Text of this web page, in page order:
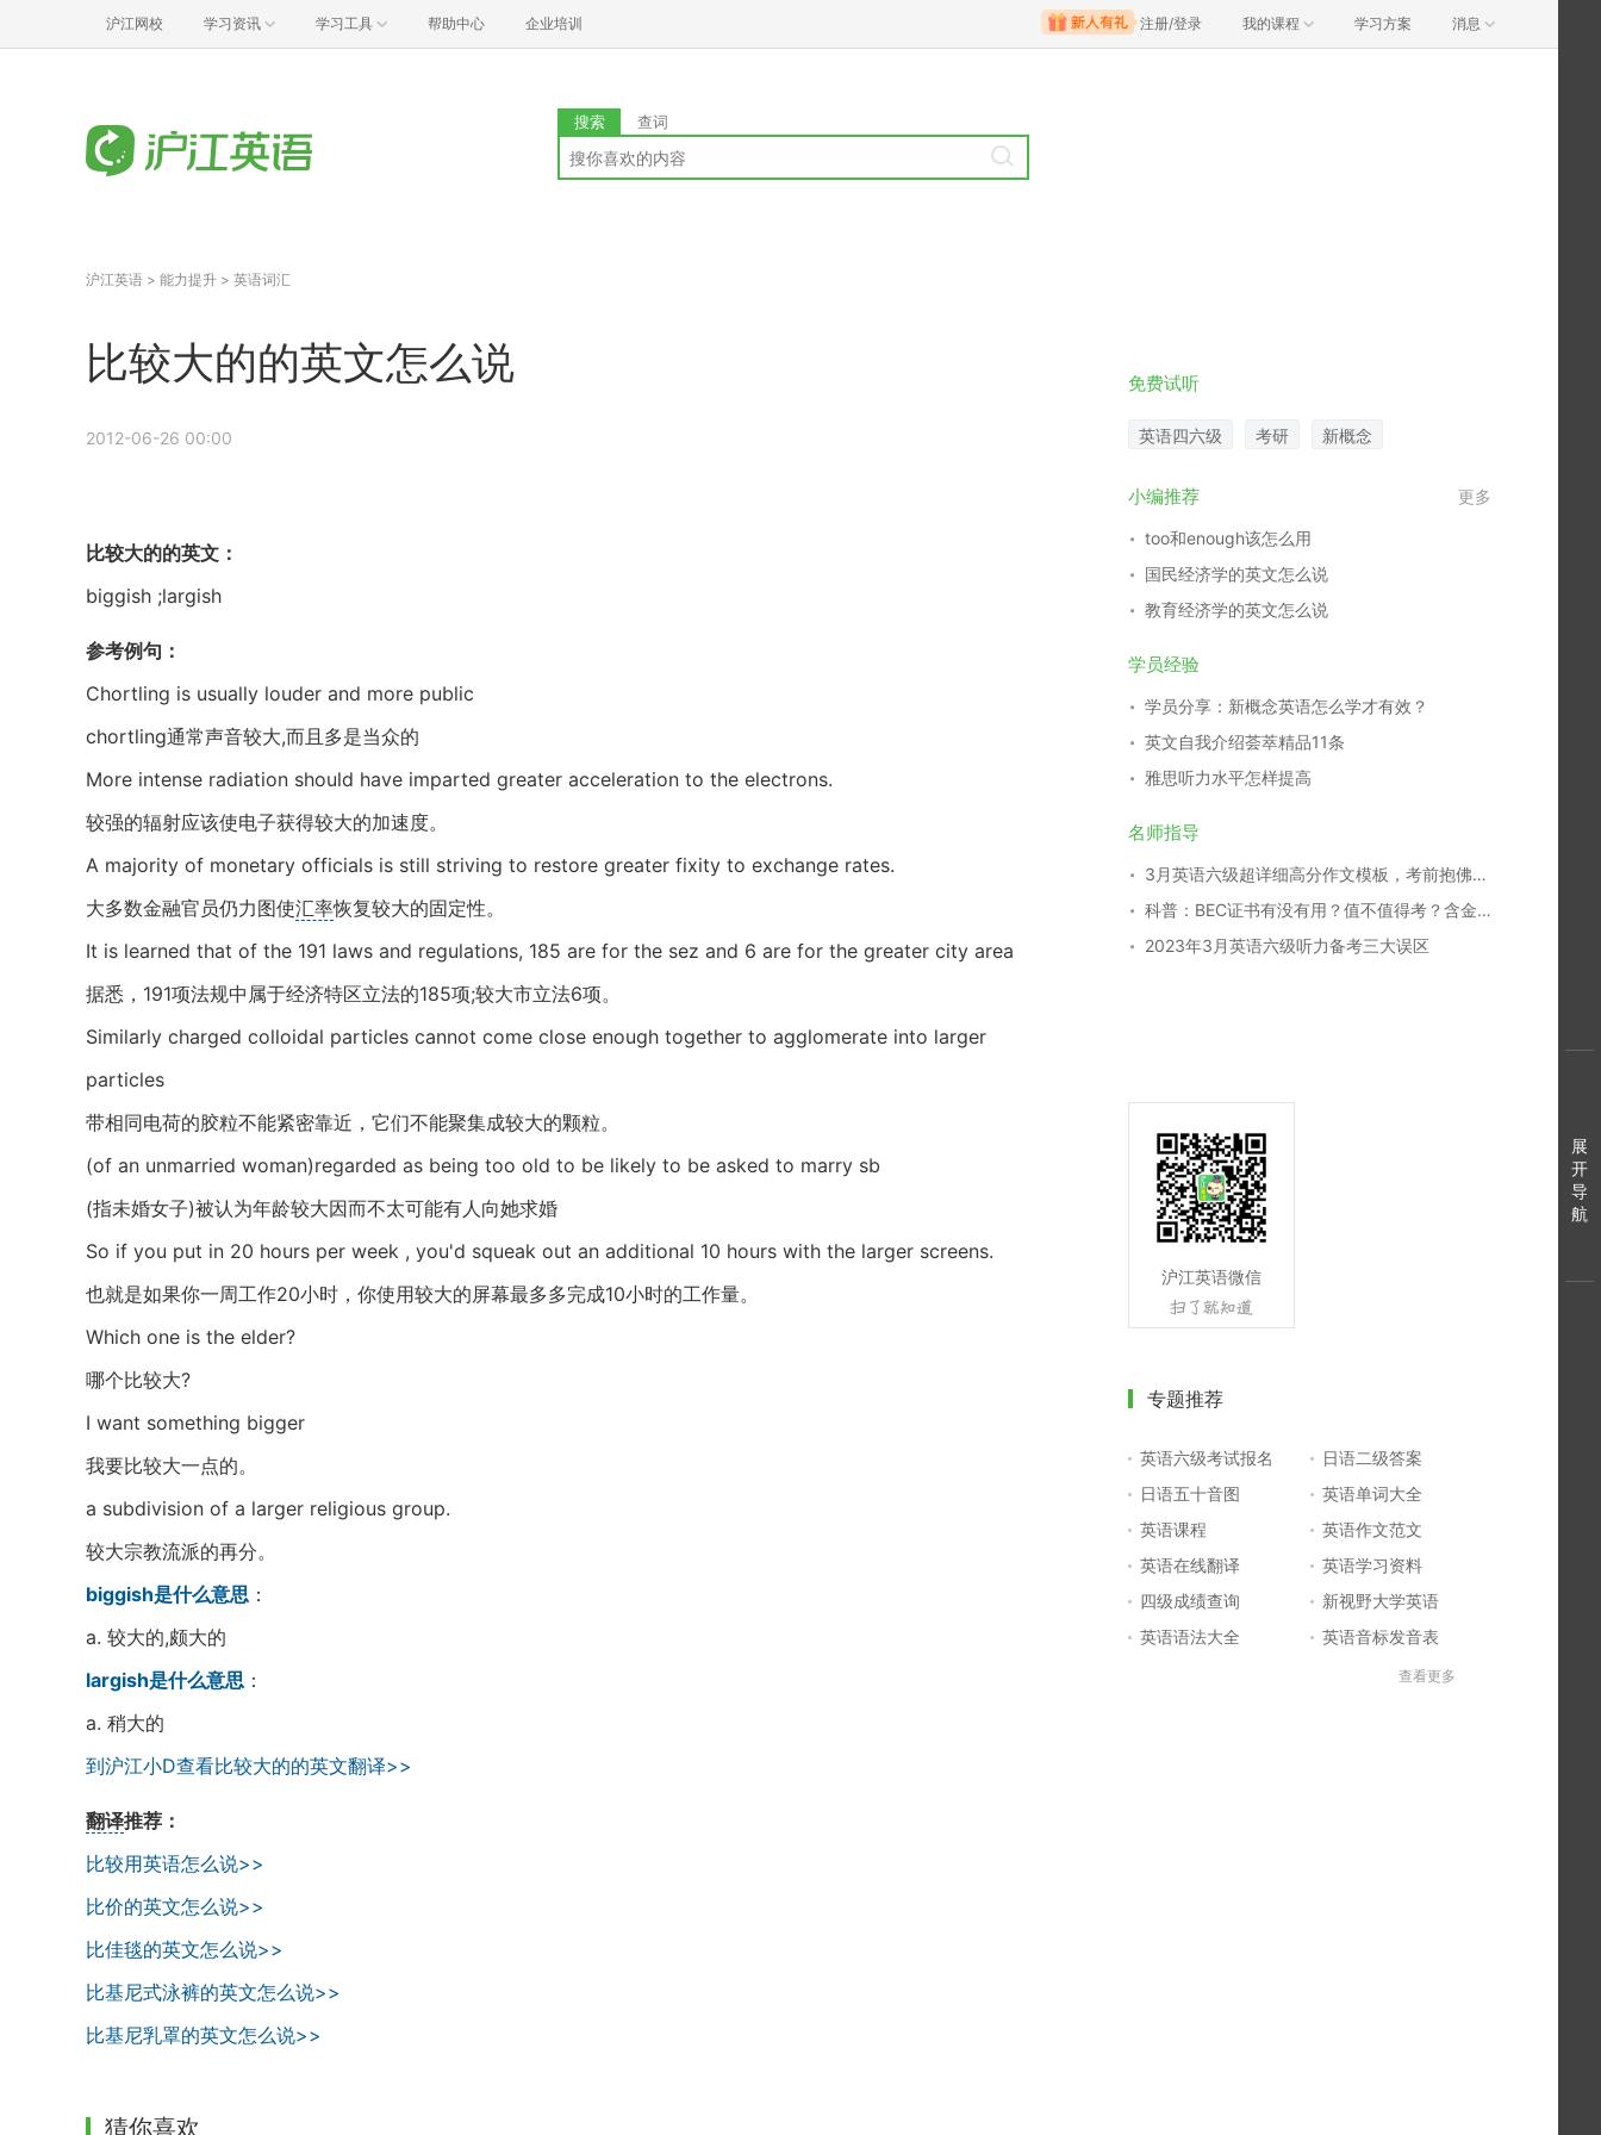
沪江网校 学习资讯 学习工具 帮助中心 企业培训 注册/登录 我的课程 学习方案 消息
搜索 查词
沪江英语 > 能力提升 > 英语词汇
比较大的的英文怎么说
2012-06-26 00:00
比较大的的英文：
biggish ;largish
参考例句：
Chortling is usually louder and more public
chortling通常声音较大,而且多是当众的
More intense radiation should have imparted greater acceleration to the electrons.
较强的辐射应该使电子获得较大的加速度。
A majority of monetary officials is still striving to restore greater fixity to exchange rates.
大多数金融官员仍力图使汇率恢复较大的固定性。
It is learned that of the 191 laws and regulations, 185 are for the sez and 6 are for the greater city area
据悉，191项法规中属于经济特区立法的185项;较大市立法6项。
Similarly charged colloidal particles cannot come close enough together to agglomerate into larger
particles
带相同电荷的胶粒不能紧密靠近，它们不能聚集成较大的颗粒。
(of an unmarried woman)regarded as being too old to be likely to be asked to marry sb
(指未婚女子)被认为年龄较大因而不太可能有人向她求婚
So if you put in 20 hours per week , you'd squeak out an additional 10 hours with the larger screens.
也就是如果你一周工作20小时，你使用较大的屏幕最多多完成10小时的工作量。
Which one is the elder?
哪个比较大?
I want something bigger
我要比较大一点的。
a subdivision of a larger religious group.
较大宗教流派的再分。
biggish是什么意思 ：
a. 较大的,颇大的
largish是什么意思 ：
a. 稍大的
到沪江小D查看比较大的的英文翻译>>
翻译推荐：
比较用英语怎么说>>
比价的英文怎么说>>
比佳毯的英文怎么说>>
比基尼式泳裤的英文怎么说>>
比基尼乳罩的英文怎么说>>
猜你喜欢
免费试听
英语四六级 考研 新概念
小编推荐 更多
too和enough该怎么用
国民经济学的英文怎么说
教育经济学的英文怎么说
学员经验
学员分享：新概念英语怎么学才有效？
英文自我介绍荟萃精品11条
雅思听力水平怎样提高
名师指导
3月英语六级超详细高分作文模板，考前抱佛脚秘籍！
科普：BEC证书有没有用？值不值得考？含金量如何？
2023年3月英语六级听力备考三大误区
沪江英语微信
专题推荐
英语六级考试报名
日语二级答案
日语五十音图
英语单词大全
英语课程
英语作文范文
英语在线翻译
英语学习资料
四级成绩查询
新视野大学英语
英语语法大全
英语音标发音表
英语知识点查看更多
展
开
导
航